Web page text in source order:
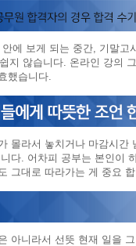
에 보게 되는 중간, 기말고
지 않습니다. 온라인 강의
했습니다.
몰라서 놓치거나 마감시간
다. 어차피 공부는 본인이
그대로 따라가는 게 중요
아니라서 선뜻 현재 일을